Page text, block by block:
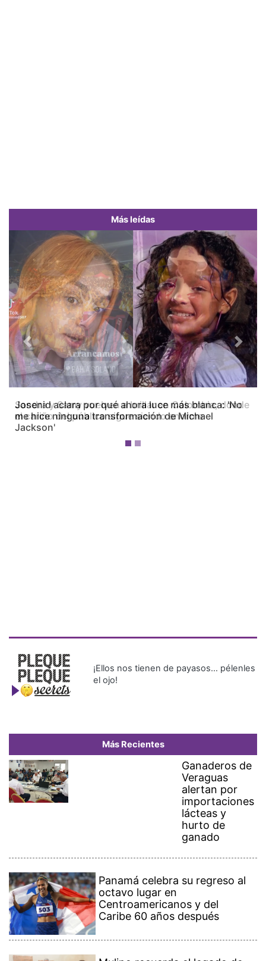
Más leídas
Josenid aclara por qué ahora luce más blanca: 'No
me hice ninguna transformación de Michael
Jackson'
Previous Next
¡Ellos nos tienen de payasos… pélenles
el ojo!
Más Recientes
Ganaderos de
Veraguas
alertan por
importaciones
lácteas y
hurto de
ganado
Panamá celebra su regreso al
octavo lugar en
Centroamericanos y del
Caribe 60 años después